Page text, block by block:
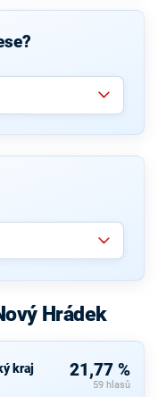
Hrádek
kraj
21,77 %
59 hlasů